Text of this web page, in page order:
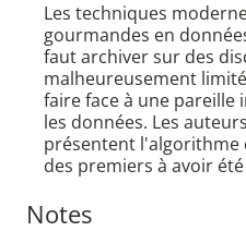
Les techniques
gourmandes en
faut archiver sur des
malheureusement
faire face à une pareille
les données. Les
présentent l'algorithme
des premiers à avoir
Notes